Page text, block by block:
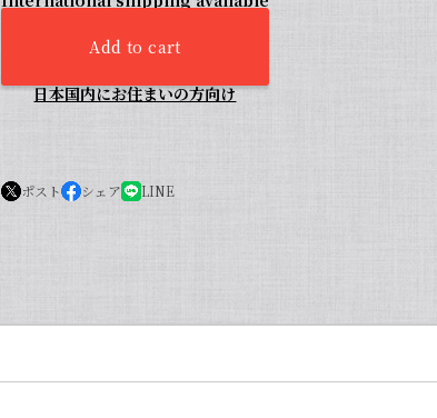
Add to cart
日本国内にお住まいの方向け
ポスト シェア LINE